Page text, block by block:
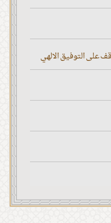
على التوفيق الالهي